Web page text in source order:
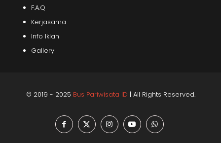
F.A.Q
Kerjasama
Info Iklan
Gallery
© 2019 - 2025 Bus Pariwisata ID | All Rights Reserved.